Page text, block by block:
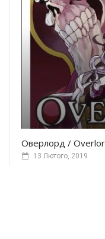
Оверлорд /
13 Лютого, 2019